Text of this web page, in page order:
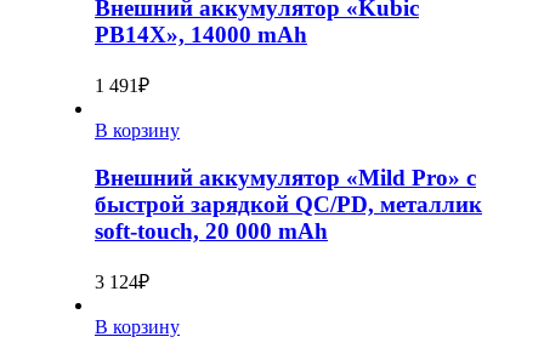
Внешний аккумулятор «Kubic
PB14X», 14000 mAh
1 491₽
В корзину
Внешний аккумулятор «Mild Pro» c
быстрой зарядкой QC/PD, металлик
soft-touch, 20 000 mAh
3 124₽
В корзину